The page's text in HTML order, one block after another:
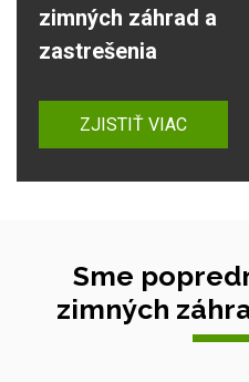
zimných záhrad a
zastrešenia
ZJISTIŤ VIAC
Sme
zimných